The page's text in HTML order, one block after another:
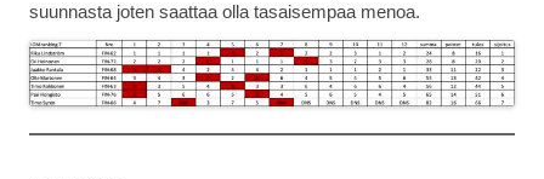
suunnasta joten saattaa olla tasaisempaa menoa.